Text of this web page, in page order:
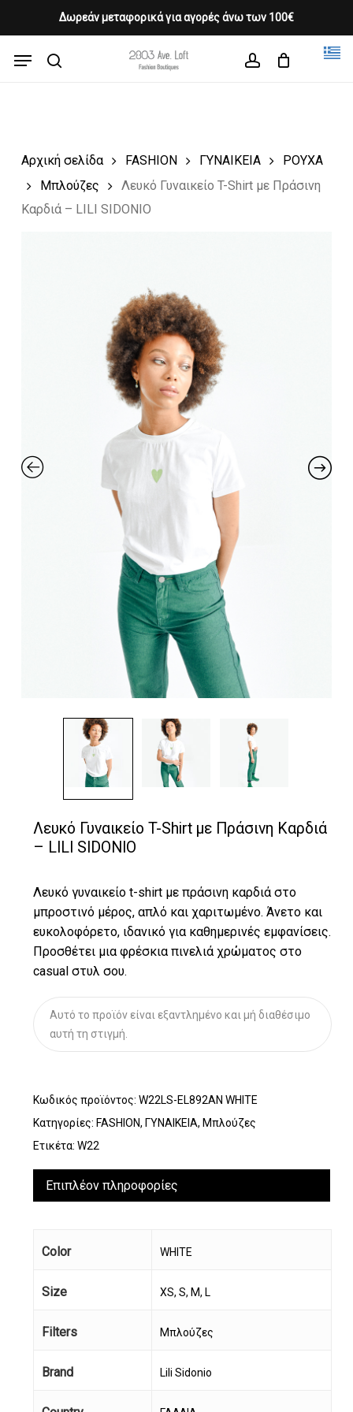
Δωρεάν μεταφορικά για αγορές άνω των 100€
content
Menu
Cart CLOSE
CART
Αρχική σελίδα FASHION ΓΥΝΑΙΚΕΙΑ
ΡΟΥΧΑ
Μπλούζες
Λευκό Γυναικείο T-Shirt με Πράσινη
Καρδιά – LILI SIDONIO
Λευκό Γυναικείο T-Shirt με Πράσινη Καρδιά
– LILI SIDONIO
Λευκό γυναικείο t-shirt με πράσινη καρδιά στο
μπροστινό μέρος, απλό και χαριτωμένο. Άνετο και
ευκολοφόρετο, ιδανικό για καθημερινές εμφανίσεις.
Προσθέτει μια φρέσκια πινελιά χρώματος στο
casual στυλ σου.
Αυτό το προϊόν είναι εξαντλημένο και μή διαθέσιμο
αυτή τη στιγμή.
Κωδικός προϊόντος: W22LS-EL892AN WHITE
Κατηγορίες: FASHION, ΓΥΝΑΙΚΕΙΑ, Μπλούζες
Ετικέτα: W22
Επιπλέον πληροφορίες
Color WHITE
Size XS, S, M, L
Filters Μπλούζες
Brand Lili Sidonio
Close